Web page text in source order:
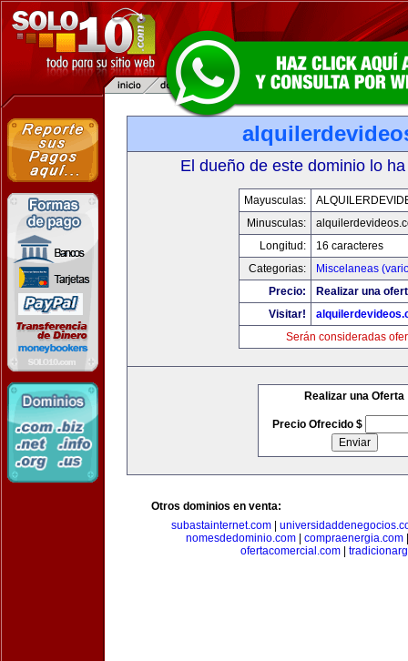
El dueño de este dominio lo
Mayusculas:
Minusculas:
Longitud:
16 caracteres
Categorias:
Miscelaneas
Precio:
Realizar una
Visitar!
Serán consideradas
Realizar una Oferta
Precio Ofrecido $
Otros dominios en venta:
subastainternet.com|
nomesdedominio.com| compraenergia.com
ofertacomercial.com